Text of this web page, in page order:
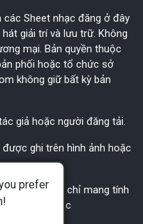
các Sheet nhạc đăng ở đây
giải trí và lưu trữ. Không
mại. Bản quyền thuộc
phối hoặc tổ chức sở
không giữ bất kỳ bản
giả hoặc người đăng tải.
được ghi trên hình ảnh hoặc
trong tài liệu chỉ mang tính
nghĩa gì khác
prefer